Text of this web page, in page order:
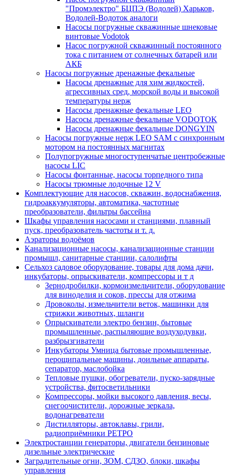
"Промэлектро" БЦПЭ (Водолей) Харьков,
Водолей-Водоток аналоги
Насосы погружные скважинные шнековые
винтовые Vodotok
Насос погружной скважинный постоянного
тока с питанием от солнечных батарей или
АКБ
Насосы погружные дренажные фекальные
Насосы дренажные для хим жидкостей,
агрессивных сред, морской воды и высокой
температуры нерж
Насосы дренажные фекальные LEO
Насосы дренажные фекальные VODOTOK
Насосы дренажные фекальные DONGYIN
Насосы погружные нерж LEO SAM с синхронным
мотором на постоянных магнитах
Полупогружные многоступенчатые центробежные
насосы LIC
Насосы фонтанные, насосы торпедного типа
Насосы трюмные лодочные 12 V
Комплектующие для насосов, скважин, водоснабжения,
гидроаккумуляторы, автоматика, частотные
преобразователи, фильтры бассейна
Шкафы управления насосами и станциями, плавный
пуск, преобразователь частоты и т. д.
Аэраторы водоёмов
Канализационные насосы, канализационные станции
промышл, санитарные станции, салолифты
Сельхоз садовое оборудование, товары для дома дачи,
инкубаторы, опрыскиватели, компрессоры и т д
Зернодробилки, кормоизмельчители, оборудование
для виноделия и соков, прессы для отжима
Дровоколы, измельчители веток, машинки для
стрижки животных, шланги
Опрыскиватели электро бензин, бытовые
промышленные, распыляющие воздуходувки,
разбрызгиватели
Инкубаторы Умница бытовые промышленные,
перощипальные машины, доильные аппараты,
сепаратор, маслобойка
Тепловые пушки, обогреватели, пуско-зарядные
устройства, фитосветильники
Компрессоры, мойки высокого давления, весы,
снегоочистители, дорожные зеркала,
водонагреватели
Дистилляторы, автоклавы, грили,
радиоприёмники РЕТРО
Электростанции генераторы, двигатели бензиновые
дизельные электрические
Заградительные огни, ЗОМ, СДЗО, блоки, шкафы
управления